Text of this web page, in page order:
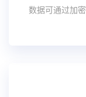
数据可通过加